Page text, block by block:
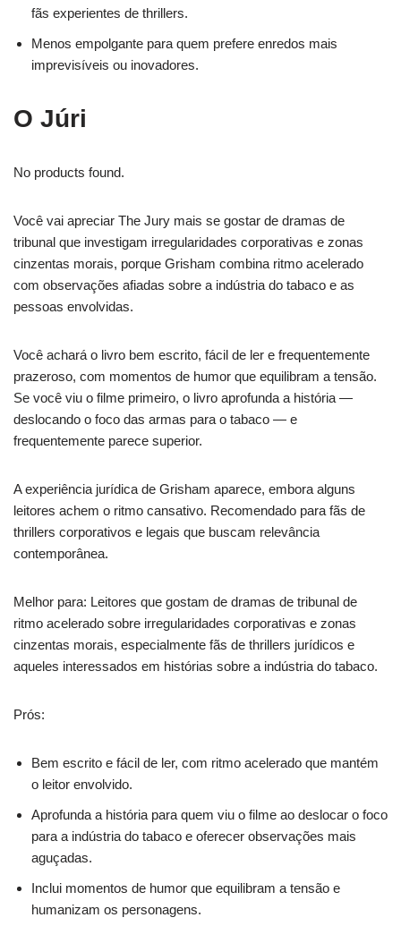
fãs experientes de thrillers.
Menos empolgante para quem prefere enredos mais
imprevisíveis ou inovadores.
O Júri
No products found.
Você vai apreciar The Jury mais se gostar de dramas de
tribunal que investigam irregularidades corporativas e zonas
cinzentas morais, porque Grisham combina ritmo acelerado
com observações afiadas sobre a indústria do tabaco e as
pessoas envolvidas.
Você achará o livro bem escrito, fácil de ler e frequentemente
prazeroso, com momentos de humor que equilibram a tensão.
Se você viu o filme primeiro, o livro aprofunda a história —
deslocando o foco das armas para o tabaco — e
frequentemente parece superior.
A experiência jurídica de Grisham aparece, embora alguns
leitores achem o ritmo cansativo. Recomendado para fãs de
thrillers corporativos e legais que buscam relevância
contemporânea.
Melhor para: Leitores que gostam de dramas de tribunal de
ritmo acelerado sobre irregularidades corporativas e zonas
cinzentas morais, especialmente fãs de thrillers jurídicos e
aqueles interessados em histórias sobre a indústria do tabaco.
Prós:
Bem escrito e fácil de ler, com ritmo acelerado que mantém
o leitor envolvido.
Aprofunda a história para quem viu o filme ao deslocar o foco
para a indústria do tabaco e oferecer observações mais
aguçadas.
Inclui momentos de humor que equilibram a tensão e
humanizam os personagens.